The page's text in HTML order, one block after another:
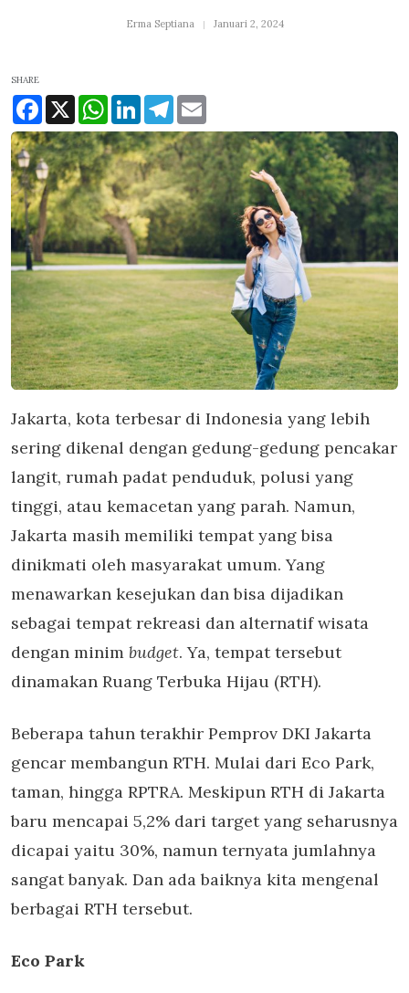
Erma Septiana Januari 2, 2024
SHARE
Facebook
X WhatsApp
LinkedInTelegram
Jakarta, kota terbesar di Indonesia yang lebih
sering dikenal dengan gedung-gedung pencakar
langit, rumah padat penduduk, polusi yang
tinggi, atau kemacetan yang parah. Namun,
Jakarta masih memiliki tempat yang bisa
dinikmati oleh masyarakat umum. Yang
menawarkan kesejukan dan bisa dijadikan
sebagai tempat rekreasi dan alternatif wisata
dengan minim budget. Ya, tempat tersebut
dinamakan Ruang Terbuka Hijau (RTH).
Beberapa tahun terakhir Pemprov DKI Jakarta
gencar membangun RTH. Mulai dari Eco Park,
taman, hingga RPTRA. Meskipun RTH di Jakarta
baru mencapai 5,2% dari target yang seharusnya
dicapai yaitu 30%, namun ternyata jumlahnya
sangat banyak. Dan ada baiknya kita mengenal
berbagai RTH tersebut.
Eco Park